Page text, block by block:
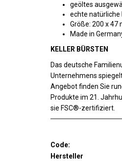
geöltes
echte natürliche
Größe: 200 x 47
Made in
KELLER BÜRSTEN
Das deutsche
Unternehmens
Angebot finden Sie
Produkte im 21.
sie FSC®-zertifiziert.
Code:
Hersteller